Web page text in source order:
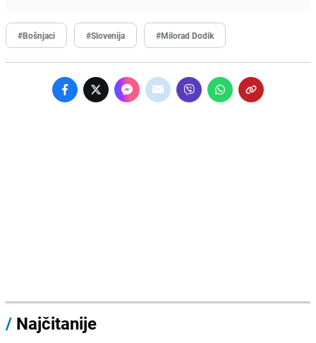
#Bošnjaci #Slovenija #Milorad Dodik
/ Najčitanije